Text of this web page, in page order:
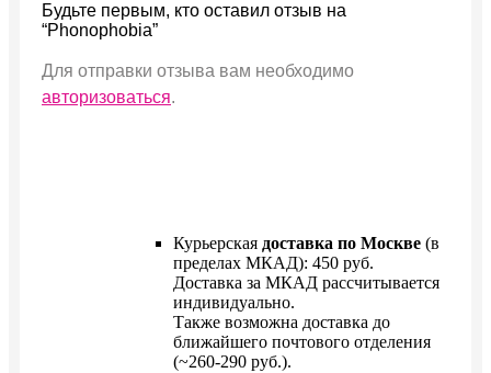
Будьте первым, кто оставил отзыв на
“Phonophobia”
Для отправки отзыва вам необходимо
авторизоваться.
Курьерская доставка по Москве (в
пределах МКАД): 450 руб.
Доставка за МКАД рассчитывается
индивидуально.
Также возможна доставка до
ближайшего почтового отделения
(~260-290 руб.).